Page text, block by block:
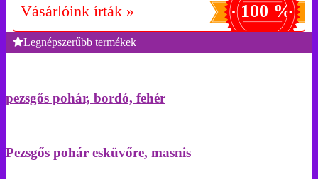
Vásárlóink írták » 100 %
Legnépszerűbb termékek
pezsgős pohár, bordó, fehér
Pezsgős pohár esküvőre, masnis